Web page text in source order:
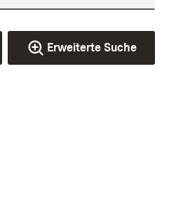
Erweiterte Suche